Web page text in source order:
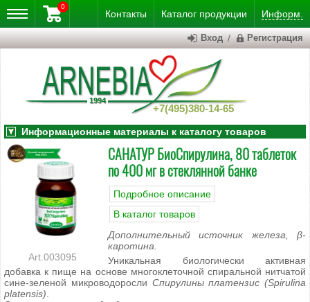
Контакты Каталог продукции Информ.
+7(495)380-14-65
0
Вход / Регистрация
Информационные материалы к каталогу товаров
003095
САНАТУР БиоСпирулина, 80 таблеток
по 400 мг в стеклянной банке
Подробное описание
В каталог товаров
Дополнительный источник железа, β-
каротина.
Уникальная биологически активная
добавка к пище на основе многоклеточной спиральной нитчатой
сине-зеленой микроводоросли Спирулины платензис (Spirulina
platensis)